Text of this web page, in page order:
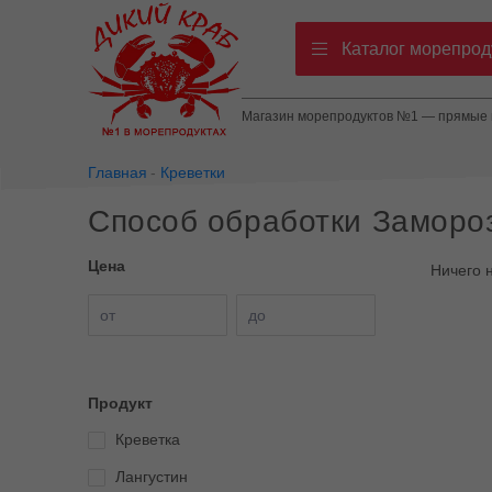
Каталог
Магазин морепродуктов №1 — прямые
Главная Креветки
Способ обработки
Цена
от до
Продукт
Креветка
Лангустин
Ничего